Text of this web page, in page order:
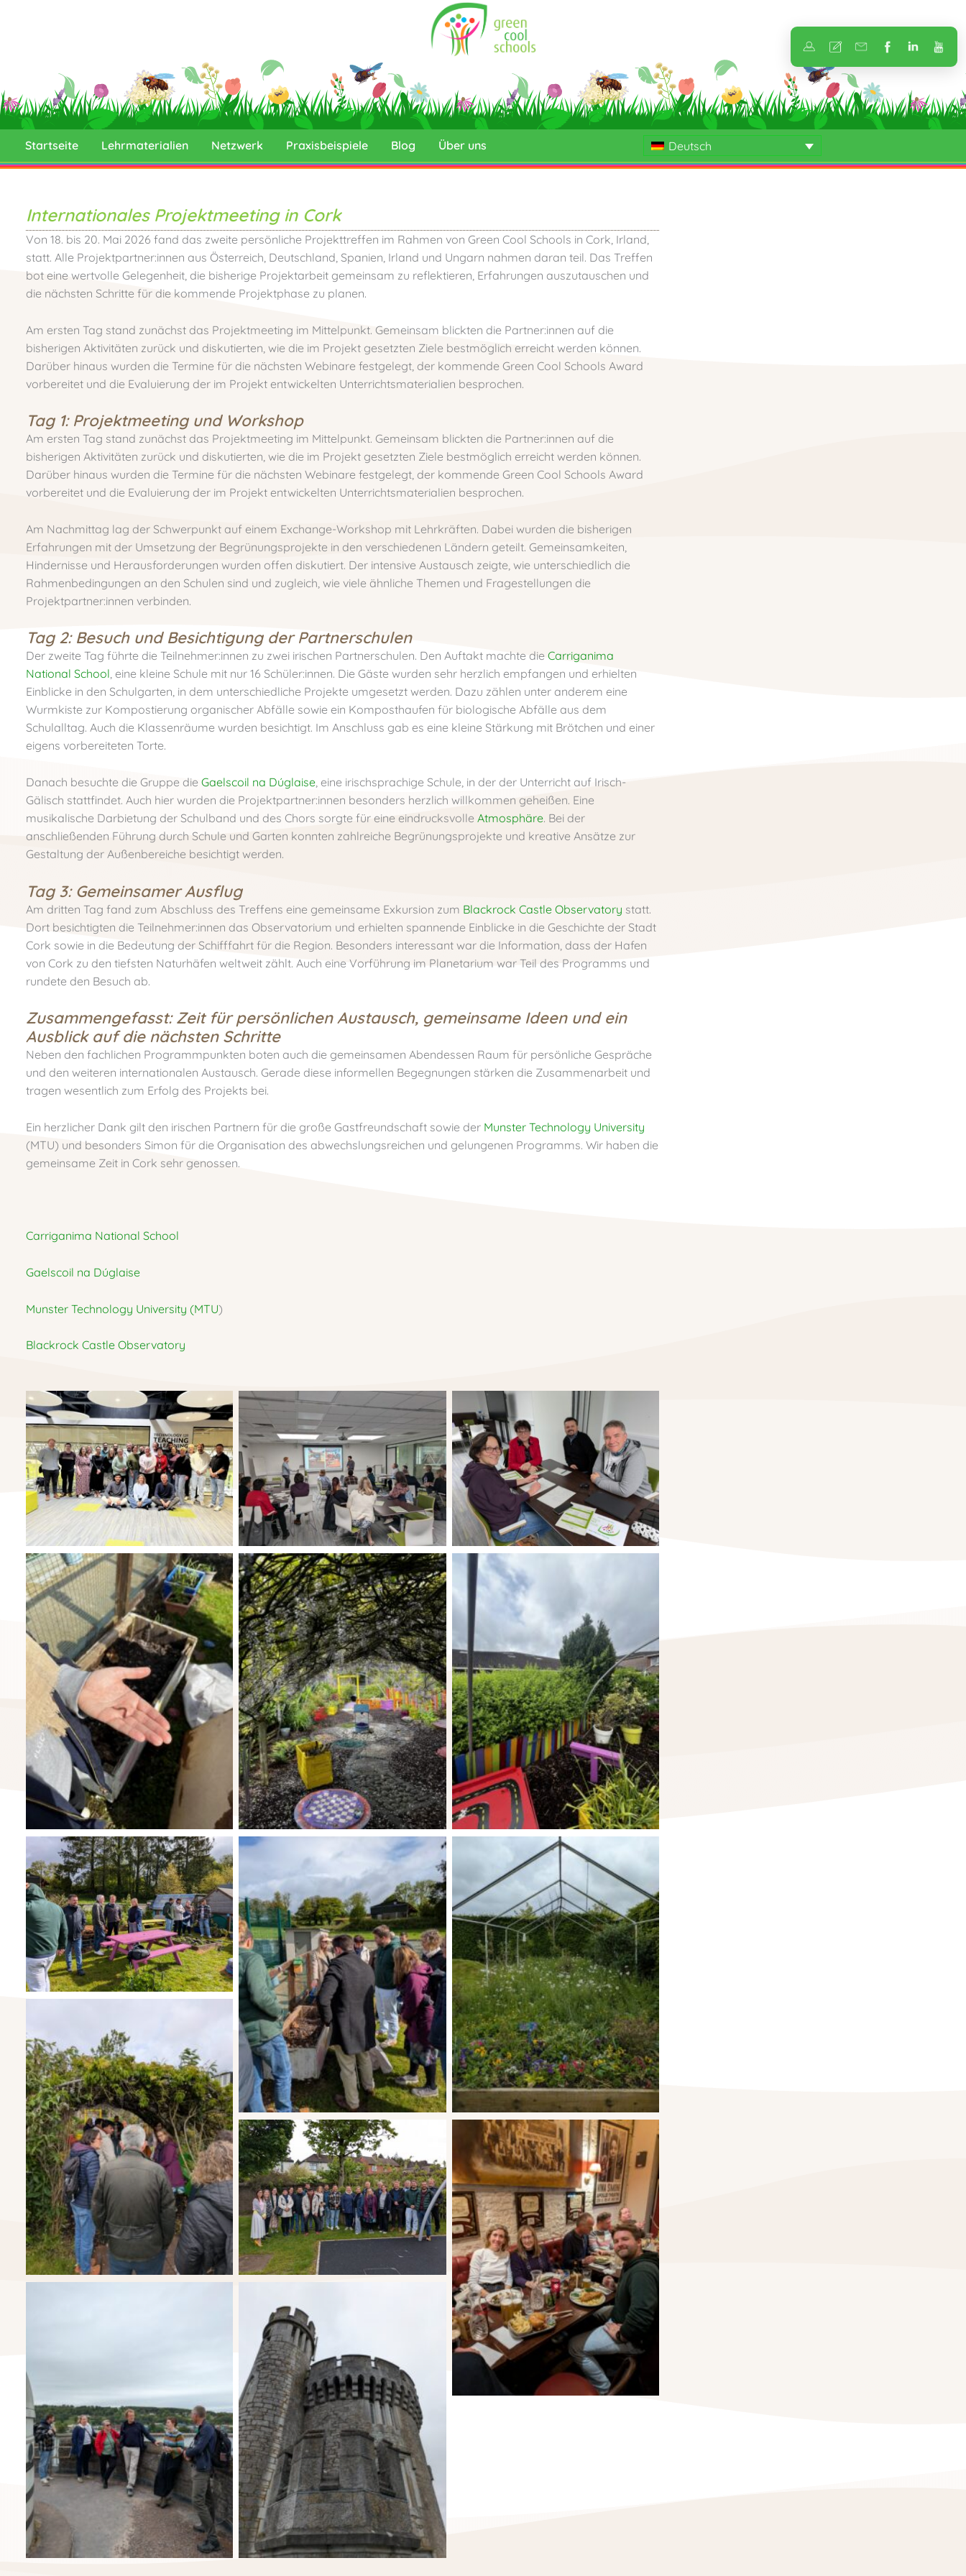
Startseite Lehrmaterialien Netzwerk Praxisbeispiele Blog Über uns Deutsch
Internationales Projektmeeting in Cork
Von 18. bis 20. Mai 2026 fand das zweite persönliche Projekttreffen im Rahmen von Green Cool Schools in Cork, Irland,
statt. Alle Projektpartner:innen aus Österreich, Deutschland, Spanien, Irland und Ungarn nahmen daran teil. Das Treffen
bot eine wertvolle Gelegenheit, die bisherige Projektarbeit gemeinsam zu reflektieren, Erfahrungen auszutauschen und
die nächsten Schritte für die kommende Projektphase zu planen.
Am ersten Tag stand zunächst das Projektmeeting im Mittelpunkt. Gemeinsam blickten die Partner:innen auf die
bisherigen Aktivitäten zurück und diskutierten, wie die im Projekt gesetzten Ziele bestmöglich erreicht werden können.
Darüber hinaus wurden die Termine für die nächsten Webinare festgelegt, der kommende Green Cool Schools Award
vorbereitet und die Evaluierung der im Projekt entwickelten Unterrichtsmaterialien besprochen.
Tag 1: Projektmeeting und Workshop
Am ersten Tag stand zunächst das Projektmeeting im Mittelpunkt. Gemeinsam blickten die Partner:innen auf die
bisherigen Aktivitäten zurück und diskutierten, wie die im Projekt gesetzten Ziele bestmöglich erreicht werden können.
Darüber hinaus wurden die Termine für die nächsten Webinare festgelegt, der kommende Green Cool Schools Award
vorbereitet und die Evaluierung der im Projekt entwickelten Unterrichtsmaterialien besprochen.
Am Nachmittag lag der Schwerpunkt auf einem Exchange-Workshop mit Lehrkräften. Dabei wurden die bisherigen
Erfahrungen mit der Umsetzung der Begrünungsprojekte in den verschiedenen Ländern geteilt. Gemeinsamkeiten,
Hindernisse und Herausforderungen wurden offen diskutiert. Der intensive Austausch zeigte, wie unterschiedlich die
Rahmenbedingungen an den Schulen sind und zugleich, wie viele ähnliche Themen und Fragestellungen die
Projektpartner:innen verbinden.
Tag 2: Besuch und Besichtigung der Partnerschulen
Der zweite Tag führte die Teilnehmer:innen zu zwei irischen Partnerschulen. Den Auftakt machte die Carriganima
National School, eine kleine Schule mit nur 16 Schüler:innen. Die Gäste wurden sehr herzlich empfangen und erhielten
Einblicke in den Schulgarten, in dem unterschiedliche Projekte umgesetzt werden. Dazu zählen unter anderem eine
Wurmkiste zur Kompostierung organischer Abfälle sowie ein Komposthaufen für biologische Abfälle aus dem
Schulalltag. Auch die Klassenräume wurden besichtigt. Im Anschluss gab es eine kleine Stärkung mit Brötchen und einer
eigens vorbereiteten Torte.
Danach besuchte die Gruppe die Gaelscoil na Dúglaise , eine irischsprachige Schule, in der der Unterricht auf Irisch-
Gälisch stattfindet. Auch hier wurden die Projektpartner:innen besonders herzlich willkommen geheißen. Eine
musikalische Darbietung der Schulband und des Chors sorgte für eine eindrucksvolle Atmosphäre. Bei der
anschließenden Führung durch Schule und Garten konnten zahlreiche Begrünungsprojekte und kreative Ansätze zur
Gestaltung der Außenbereiche besichtigt werden.
Tag 3: Gemeinsamer Ausflug
Am dritten Tag fand zum Abschluss des Treffens eine gemeinsame Exkursion zum Blackrock Castle Observatory statt.
Dort besichtigten die Teilnehmer:innen das Observatorium und erhielten spannende Einblicke in die Geschichte der Stadt
Cork sowie in die Bedeutung der Schifffahrt für die Region. Besonders interessant war die Information, dass der Hafen
von Cork zu den tiefsten Naturhäfen weltweit zählt. Auch eine Vorführung im Planetarium war Teil des Programms und
rundete den Besuch ab.
Zusammengefasst: Zeit für persönlichen Austausch, gemeinsame Ideen und ein
Ausblick auf die nächsten Schritte
Neben den fachlichen Programmpunkten boten auch die gemeinsamen Abendessen Raum für persönliche Gespräche
und den weiteren internationalen Austausch. Gerade diese informellen Begegnungen stärken die Zusammenarbeit und
tragen wesentlich zum Erfolg des Projekts bei.
Ein herzlicher Dank gilt den irischen Partnern für die große Gastfreundschaft sowie der Munster Technology University
(MTU) und besonders Simon für die Organisation des abwechslungsreichen und gelungenen Programms. Wir haben die
gemeinsame Zeit in Cork sehr genossen.
Carriganima National School
Gaelscoil na Dúglaise
Munster Technology University (MTU)
Blackrock Castle Observatory